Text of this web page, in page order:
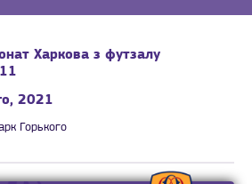
Харкова з футзалу
2021
Горького